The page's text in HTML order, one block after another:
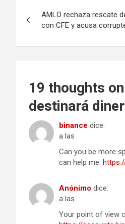
de
entradas
AMLO rechaza rescate
con CFE y acusa
19 thoughts on
destinará
binance dice:
a las
Can you be more
can help me.
Anónimo dice:
a las
Your point of view